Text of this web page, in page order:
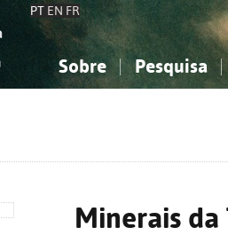
PT EN FR
Sobre Pesquisa
Minerais da